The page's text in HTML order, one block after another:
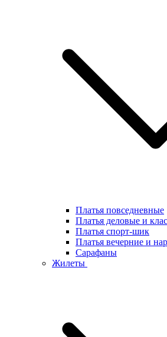
Платья повседневные
Платья деловые и
Платья спорт-шик
Платья вечерние и
Сарафаны
Жилеты